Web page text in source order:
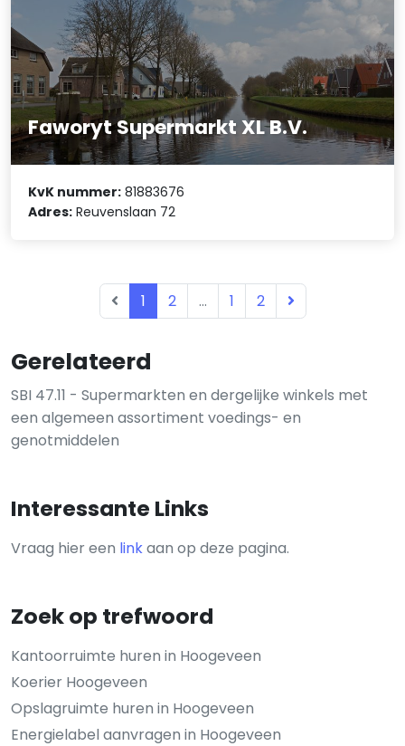
Gerelateerd
SBI 47.11 - Supermarkten en dergelijke winkels met
een algemeen assortiment voedings- en
genotmiddelen
Interessante Links
Vraag hier een linkaan op deze pagina.
Zoek op trefwoord
Kantoorruimte huren in Hoogeveen
Koerier Hoogeveen
Opslagruimte huren in Hoogeveen
Energielabel aanvragen in Hoogeveen
Faworyt Supermarkt XL B.V.
KvK nummer: 81883676
Adres: Reuvenslaan 72
1 2 ... 1 2